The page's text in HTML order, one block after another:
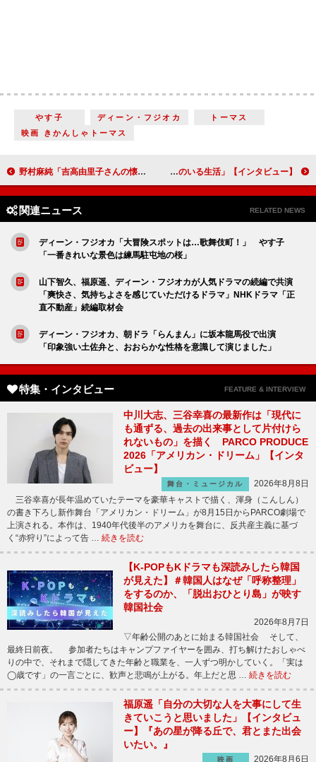
やす子 ディーン・フジオカ
トーマス
映画 きかんしゃトーマス
野村麻純「吉高由里子さんの懐の深さに甘えています」 大河ドラマ初出演で主人公まひろの友人さわを好演【「光る君へ」インタビュー】 若手注目俳優の佐藤瑠雅＆坂井翔、「どこにでもいる男の子たちの何気ない生活を描いた」“じれキュン”ラブストーリー「彼のいる生活」【インタビュー】
関連ニュース RELATED NEWS
ディーン・フジオカ「大冒険スポットは…歌舞伎町！」 やす子
「一番きれいな景色は練馬駐屯地の桜」
山下智久、福原遥、ディーン・フジオカが人気ドラマの続編で共演
「爽快さ、気持ちよさを感じていただけるドラマ」NHKドラマ「正
直不動産」続編取材会
ディーン・フジオカ、朝ドラ「らんまん」に坂本龍馬役で出演
「印象強い土佐弁と、おおらかな性格を意識して演じました」
特集・インタビュー FEATURE & INTERVIEW
中川大志、三谷幸喜の最新作は「現代に
も通ずる、過去の出来事として片付けら
れないもの」を描く PARCO PRODUCE
2026「アメリカン・ドリーム」【インタ
ビュー】
舞台・ミュージカル
2026年8月8日
三谷幸喜が長年温めていたテーマを豪華キャストで描く、渾身（こんしん）
の書き下ろし新作舞台「アメリカン・ドリーム」が8月15日からPARCO劇場で
上演される。本作は、1940年代後半のアメリカを舞台に、反共産主義に基づ
く“赤狩り”によって告 … 続きを読む
【K-POPもKドラマも深読みしたら韓国
が見えた】＃韓国人はなぜ「呼称整理」
をするのか、「脱出おひとり島」が映す
韓国社会
2026年8月7日
▽年齢公開のあとに始まる韓国社会 そして、
最終日前夜。 参加者たちはキャンプファイヤーを囲み、打ち解けたおしゃべ
りの中で、それまで隠してきた年齢と職業を、一人ずつ明かしていく。「実は
◯歳です」の一言ごとに、歓声と悲鳴が上がる。年上だと思 … 続きを読む
福原遥「自分の大切な人を大事にして生
きていこうと思いました」【インタビュ
ー】『あの星が降る丘で、君とまた出会
いたい。』
映画
2026年8月6日